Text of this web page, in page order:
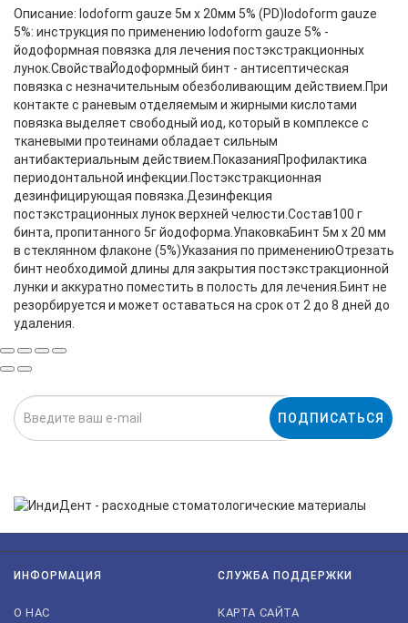
Описание: Iodoform gauze 5м х 20мм 5% (PD)Iodoform gauze
5%: инструкция по применению Iodoform gauze 5% -
йодоформная повязка для лечения постэкстракционных
лунок.СвойстваЙодоформный бинт - антисептическая
повязка с незначительным обезболивающим действием.При
контакте с раневым отделяемым и жирными кислотами
повязка выделяет свободный иод, который в комплексе с
тканевыми протеинами обладает сильным
антибактериальным действием.ПоказанияПрофилактика
периодонтальной инфекции.Постэкстракционная
дезинфицирующая повязка.Дезинфекция
постэкстрационных лунок верхней челюсти.Состав100 г
бинта, пропитанного 5г йодоформа.УпаковкаБинт 5м х 20 мм
в стеклянном флаконе (5%)Указания по применениюОтрезать
бинт необходимой длины для закрытия постэкстракционной
лунки и аккуратно поместить в полость для лечения.Бинт не
резорбируется и может оставаться на срок от 2 до 8 дней до
удаления.
ПОДПИСАТЬСЯ
ИНФОРМАЦИЯ
О НАС
СЛУЖБА ПОДДЕРЖКИ
КАРТА САЙТА